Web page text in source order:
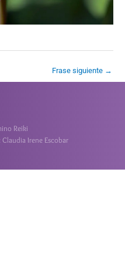
Frase siguiente →
Reiki
Irene Escobar